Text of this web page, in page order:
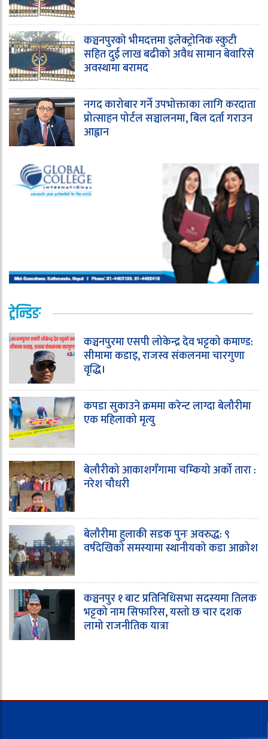
कञ्चनपुरको भीमदत्तमा इलेक्ट्रोनिक स्कुटी
सहित दुई लाख बढीको अवैध सामान बेवारिसे
अवस्थामा बरामद
नगद कारोबार गर्ने उपभोक्ताका लागि करदाता
प्रोत्साहन पोर्टल सञ्चालनमा, बिल दर्ता गराउन
आह्वान
ट्रेन्डिङ
कञ्चनपुरमा एसपी लोकेन्द्र देव भट्टको कमाण्ड:
सीमामा कडाइ, राजस्व संकलनमा चारगुणा
वृद्धि।
कपडा सुकाउने क्रममा करेन्ट लाग्दा बेलौरीमा
एक महिलाको मृत्यु
बेलौरीको आकाशगँगामा चम्कियो अर्को तारा :
नरेश चौधरी
बेलौरीमा हुलाकी सडक पुनः अवरुद्ध: ९
वर्षदेखिको समस्यामा स्थानीयको कडा आक्रोश
कञ्चनपुर १ बाट प्रतिनिधिसभा सदस्यमा तिलक
भट्टको नाम सिफारिस, यस्तो छ चार दशक
लामो राजनीतिक यात्रा